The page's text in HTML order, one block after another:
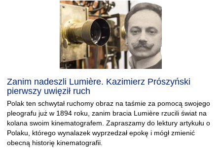
Zanim nadeszli Lumière. Kazimierz Prószyński
pierwszy uwięził ruch
Polak ten schwytał ruchomy obraz na taśmie za pomocą swojego
pleografu już w 1894 roku, zanim bracia Lumière rzucili świat na
kolana swoim kinematografem. Zapraszamy do lektury artykułu o
Polaku, którego wynalazek wyprzedzał epokę i mógł zmienić
obecną historię kinematografii.